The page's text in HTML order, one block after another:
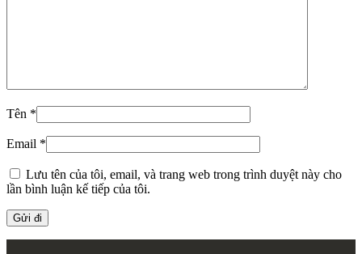
Tên *
Email *
Lưu tên của tôi, email, và trang web trong trình duyệt này cho
lần bình luận kế tiếp của tôi.